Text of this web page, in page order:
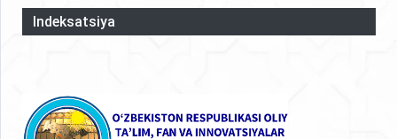
Indeksatsiya